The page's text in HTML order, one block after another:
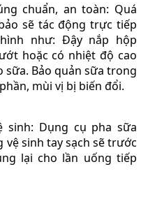
chuẩn, an toàn: Quá
sẽ tác động trực tiếp
như: Đậy nắp hộp
hoặc có nhiệt độ cao
sữa. Bảo quản sữa trong
mùi vị bị biến đổi.
sinh: Dụng cụ pha sữa
sinh tay sạch sẽ trước
lại cho lần uống tiếp